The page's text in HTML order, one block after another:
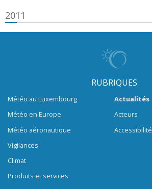
2011
RUBRIQUES
Météo au Luxembourg
Météo en Europe
Météo aéronautique
Vigilances
Climat
Produits et services
Actualités
Acteurs
Accessibilité